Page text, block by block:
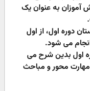
آموزان به عنوان یک
دوره اول، از اول
می شود.
اول بدین شرح می
مهارت محور و مباحث